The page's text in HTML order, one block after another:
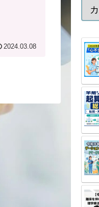
2024.03.08